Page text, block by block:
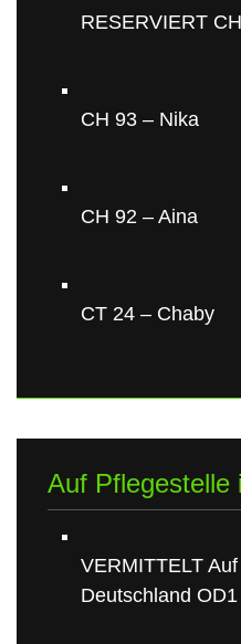
RESERVIERT
CH 93 – Nika
CH 92 – Aina
CT 24 – Chaby
Auf Pflegestelle
VERMITTELT
Deutschland